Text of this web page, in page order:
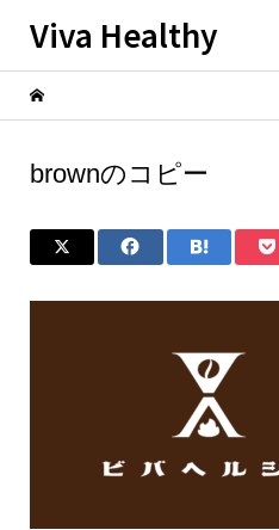
Viva Healthy
brownのコピー